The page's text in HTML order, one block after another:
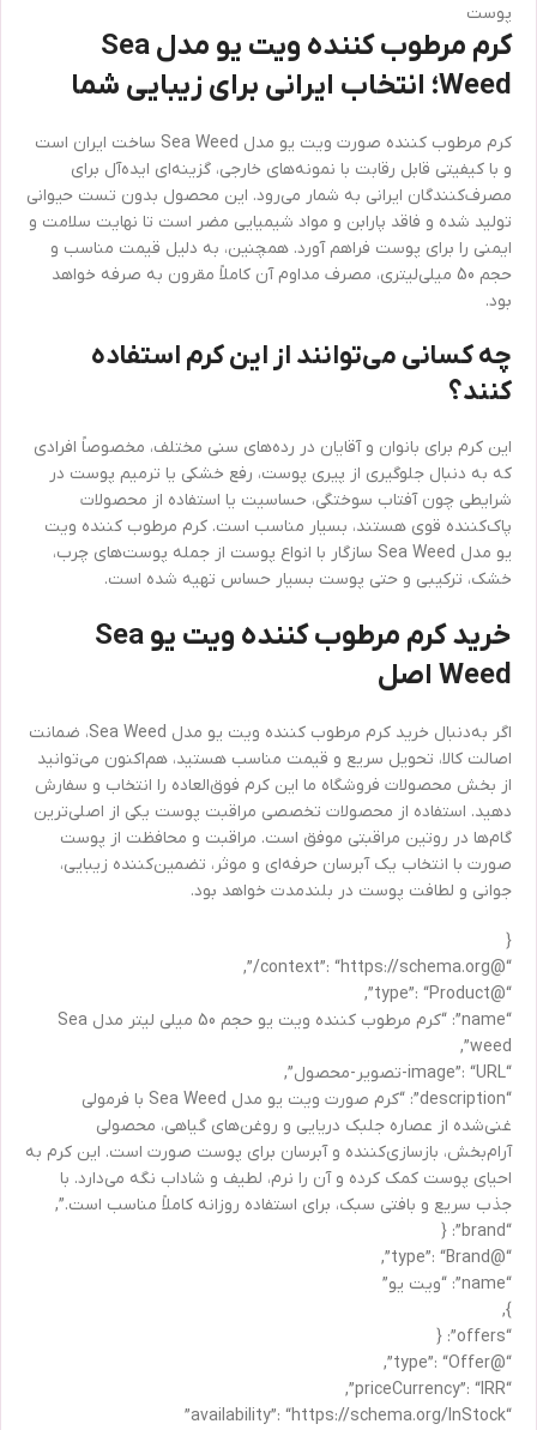
پوست
کرم مرطوب کننده ویت یو مدل Sea
Weed؛ انتخاب ایرانی برای زیبایی شما
کرم مرطوب کننده صورت ویت یو مدل Sea Weed ساخت ایران است
و با کیفیتی قابل رقابت با نمونه‌های خارجی، گزینه‌ای ایده‌آل برای
مصرف‌کنندگان ایرانی به شمار می‌رود. این محصول بدون تست حیوانی
تولید شده و فاقد پارابن و مواد شیمیایی مضر است تا نهایت سلامت و
ایمنی را برای پوست فراهم آورد. همچنین، به دلیل قیمت مناسب و
حجم 50 میلی‌لیتری، مصرف مداوم آن کاملاً مقرون به صرفه خواهد
بود.
چه کسانی می‌توانند از این کرم استفاده
کنند؟
این کرم برای بانوان و آقایان در رده‌های سنی مختلف، مخصوصاً افرادی
که به دنبال جلوگیری از پیری پوست، رفع خشکی یا ترمیم پوست در
شرایطی چون آفتاب سوختگی، حساسیت یا استفاده از محصولات
پاک‌کننده قوی هستند، بسیار مناسب است. کرم مرطوب کننده ویت
یو مدل Sea Weed سازگار با انواع پوست از جمله پوست‌های چرب،
خشک، ترکیبی و حتی پوست بسیار حساس تهیه شده است.
خرید کرم مرطوب کننده ویت یو Sea
Weed اصل
اگر به‌دنبال خرید کرم مرطوب کننده ویت یو مدل Sea Weed، ضمانت
اصالت کالا، تحویل سریع و قیمت مناسب هستید، هم‌اکنون می‌توانید
از بخش محصولات فروشگاه ما این کرم فوق‌العاده را انتخاب و سفارش
دهید. استفاده از محصولات تخصصی مراقبت پوست یکی از اصلی‌ترین
گام‌ها در روتین مراقبتی موفق است. مراقبت و محافظت از پوست
صورت با انتخاب یک آبرسان حرفه‌ای و موثر، تضمین‌‌کننده زیبایی،
جوانی و لطافت پوست در بلندمدت خواهد بود.
{
“@context”: “https://schema.org/”,
“@type”: “Product”,
“name”: “کرم مرطوب کننده ویت یو حجم 50 میلی لیتر مدل Sea
weed”,
“image”: “URL-تصویر-محصول”,
“description”: “کرم صورت ویت یو مدل Sea Weed با فرمولی
غنی‌شده از عصاره جلبک دریایی و روغن‌های گیاهی، محصولی
آرام‌بخش، بازسازی‌کننده و آبرسان برای پوست صورت است. این کرم به
احیای پوست کمک کرده و آن را نرم، لطیف و شاداب نگه می‌دارد. با
جذب سریع و بافتی سبک، برای استفاده روزانه کاملاً مناسب است.”,
“brand”: {
“@type”: “Brand”,
“name”: “ویت یو”
},
“offers”: {
“@type”: “Offer”,
“priceCurrency”: “IRR”,
“availability”: “https://schema.org/InStock”